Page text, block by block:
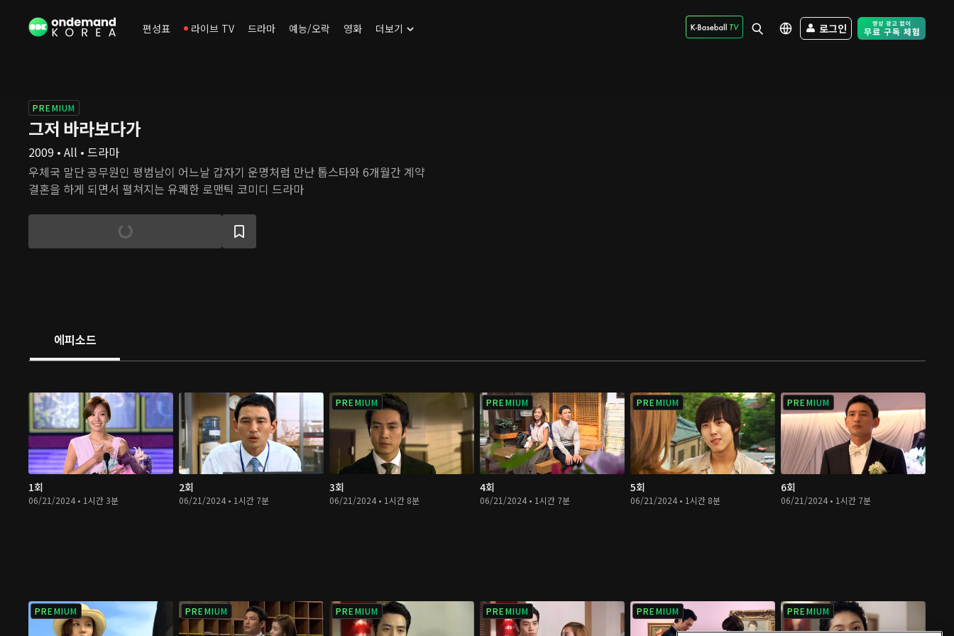
편성표 라이브 TV 드라마 예능/오락 영화 더보기 로그인 Free Trial -
PREMIUM
그저 바라보다가
2009 • All • 드라마
우체국 말단 공무원인 평범남이 어느날 갑자기 운명처럼 만난 톱스타와 6개월간 계약
결혼을 하게 되면서 펼쳐지는 유쾌한 로맨틱 코미디 드라마
에피소드
1회
06/21/2024 • 1시간 3분
2회
06/21/2024 • 1시간 7분
PREMIUM
3회
06/21/2024 • 1시간 8분
PREMIUM
4회
06/21/2024 • 1시간 7분
PREMIUM
5회
06/21/2024 • 1시간 8분
PREMIUM
6회
06/21/2024 • 1시간 7분
PREMIUM PREMIUM PREMIUM PREMIUM PREMIUM PREMIUM